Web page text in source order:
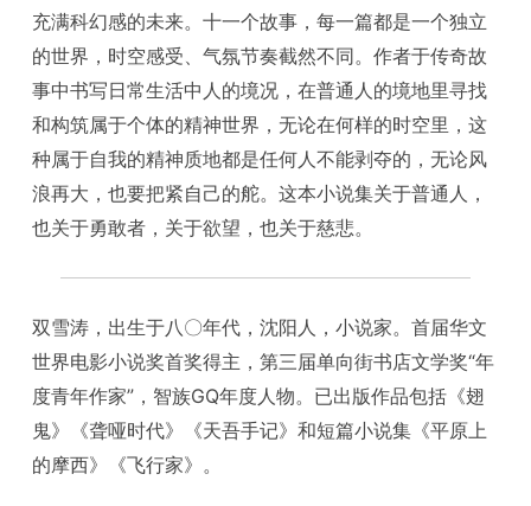
充满科幻感的未来。十一个故事，每一篇都是一个独立
的世界，时空感受、气氛节奏截然不同。作者于传奇故
事中书写日常生活中人的境况，在普通人的境地里寻找
和构筑属于个体的精神世界，无论在何样的时空里，这
种属于自我的精神质地都是任何人不能剥夺的，无论风
浪再大，也要把紧自己的舵。这本小说集关于普通人，
也关于勇敢者，关于欲望，也关于慈悲。
双雪涛，出生于八〇年代，沈阳人，小说家。首届华文
世界电影小说奖首奖得主，第三届单向街书店文学奖“年
度青年作家”，智族GQ年度人物。已出版作品包括《翅
鬼》《聋哑时代》《天吾手记》和短篇小说集《平原上
的摩西》《飞行家》。